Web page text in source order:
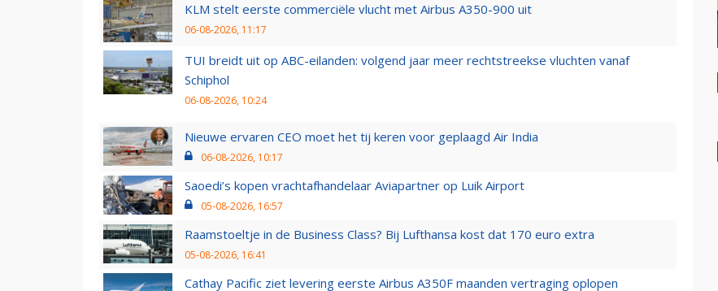
KLM stelt eerste commerciële vlucht met Airbus A350-900 uit
06-08-2026, 11:17
TUI breidt uit op ABC-eilanden: volgend jaar meer rechtstreekse vluchten vanaf
Schiphol
06-08-2026, 10:24
Nieuwe ervaren CEO moet het tij keren voor geplaagd Air India
06-08-2026, 10:17
Saoedi’s kopen vrachtafhandelaar Aviapartner op Luik Airport
05-08-2026, 16:57
Raamstoeltje in de Business Class? Bij Lufthansa kost dat 170 euro extra
05-08-2026, 16:41
Cathay Pacific ziet levering eerste Airbus A350F maanden vertraging oplopen